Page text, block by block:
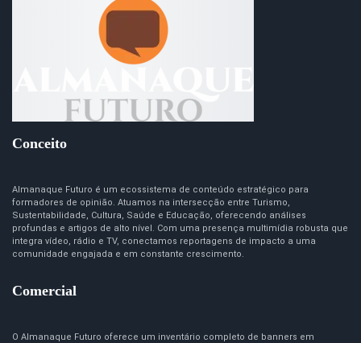
Conceito
Almanaque Futuro é um ecossistema de conteúdo estratégico para
formadores de opinião. Atuamos na intersecção entre Turismo,
Sustentabilidade, Cultura, Saúde e Educação, oferecendo análises
profundas e artigos de alto nível. Com uma presença multimídia robusta que
integra vídeo, rádio e TV, conectamos reportagens de impacto a uma
comunidade engajada e em constante crescimento.
Comercial
O Almanaque Futuro oferece um inventário completo de banners em